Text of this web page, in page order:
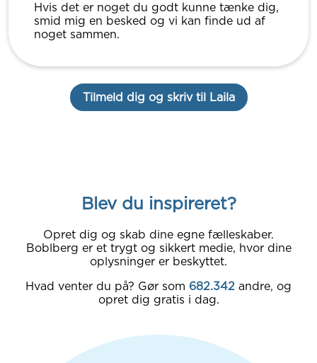
Hvis det er noget du godt kunne tænke dig,
smid mig en besked og vi kan finde ud af
noget sammen.
Tilmeld dig og skriv til Laila
Blev du inspireret?
Opret dig og skab dine egne fælleskaber.
Boblberg er et trygt og sikkert medie, hvor dine
oplysninger er beskyttet.
Hvad venter du på? Gør som 682.342 andre, og
opret dig gratis i dag.